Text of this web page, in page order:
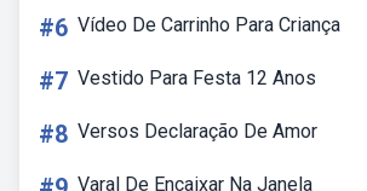
#6 Vídeo De Carrinho Para Criança
#7 Vestido Para Festa 12 Anos
#8 Versos Declaração De Amor
Varal De Encaixar Na Janela